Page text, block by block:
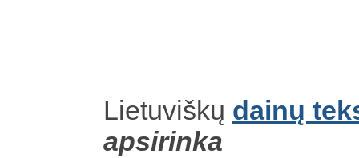
Lietuviškų dainų
apsirinka